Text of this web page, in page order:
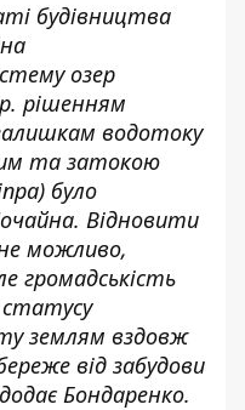
будівництва
озер
рішенням
залишкам водотоку
та затокою
було
Відновити
можливо,
громадськість
статусу
землям вздовж
від забудови
Бондаренко.